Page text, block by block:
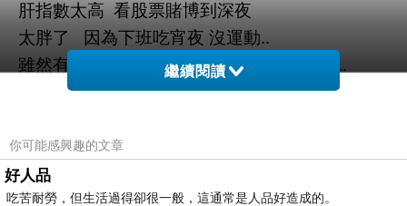
肝指數太高 看股票賭博到深夜
太胖了 因為下班吃宵夜 沒運動..
雖然有振作幾天運動 但是馬上被打回原形..
覺得這個不行還是紀錄一下
能持續幾天..
今天練了30分鐘 原來身體爛成這樣
繼續閱讀
你可能感興趣的文章
好人品
吃苦耐勞，但生活過得卻很一般，這通常是人品好造成的。